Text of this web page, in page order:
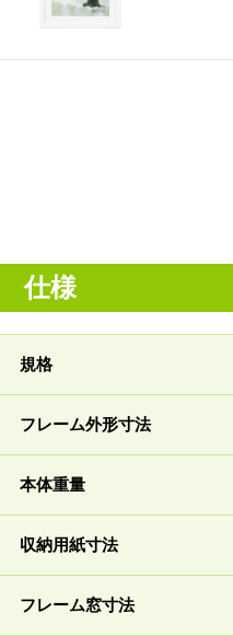
仕様
規格
フレーム外形寸法
本体重量
収納用紙寸法
フレーム窓寸法